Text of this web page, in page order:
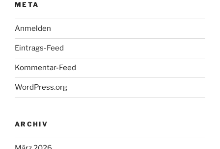
META
Anmelden
Eintrags-Feed
Kommentar-Feed
WordPress.org
ARCHIV